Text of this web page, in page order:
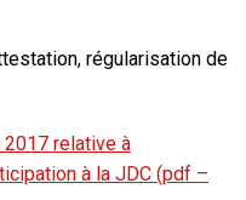
régularisation de
relative à
à la JDC (pdf –